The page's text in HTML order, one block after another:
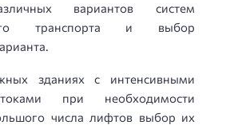
вариантов систем
транспорта и выбор
зданиях с интенсивными
при необходимости
числа лифтов выбор их